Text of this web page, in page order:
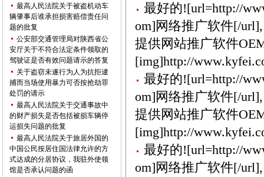
最高人民法院关于被盗机动车
辆肇事后谁承担损害赔偿责任问
题的批复
公安部交通管理局对陕西省公
安厅关于不符合法定条件领取的
驾驶证是否有效问题请示的答复
关于盗窃未遂行为人为抗拒逮
捕而当场使用暴力可否按抢劫罪
处罚的请示
最高人民法院关于交通事故中
的财产损失是否包括被损车辆停
运损失问题的批复
最高人民法院关于旅居外国的
中国公民按居住国法律允许的方
式达成的分居协议，我驻外使领
馆是否承认问题的函
最好的![url=http://
om]网络推广软件[/url],
提供网站推广软件
[img]http://
最好的![url=http://
om]网络推广软件[/url],
提供网站推广软件
[img]http://
最好的![url=http://
om]网络推广软件[/url],